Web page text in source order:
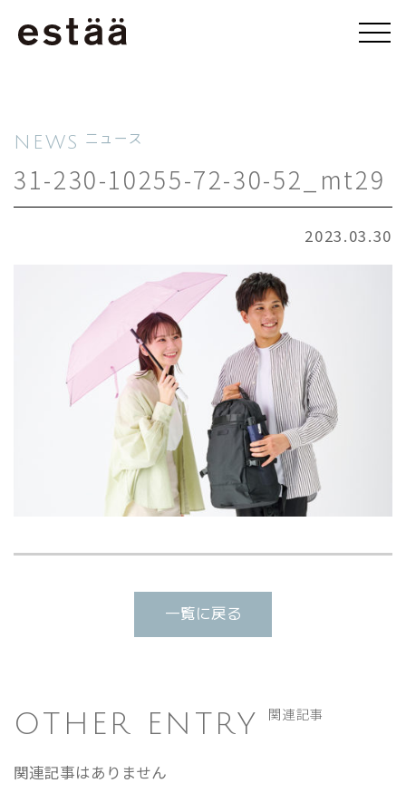
NEWS ニュース
31-230-10255-72-30-52_mt29
2023.03.30
一覧に戻る
OTHER ENTRY 関連記事
関連記事はありません